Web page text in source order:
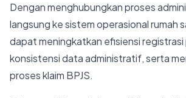
Dengan menghubungkan proses
langsung ke sistem operasional rumah
dapat meningkatkan efisiensi registrasi
konsistensi data administratif, serta
proses klaim BPJS.